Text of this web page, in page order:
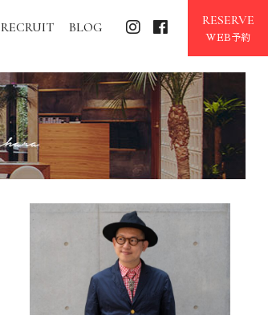
RECRUIT BLOG RESERVE
WEB予約